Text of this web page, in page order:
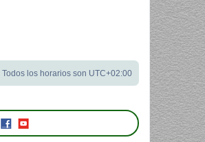
Todos los horarios son UTC+02:00